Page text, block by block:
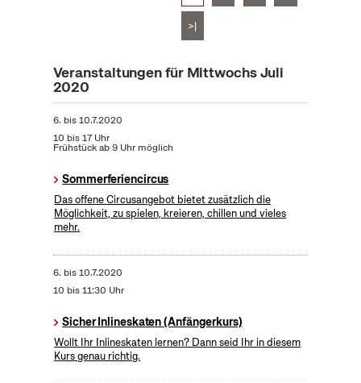
>|
Veranstaltungen für Mittwochs Juli
2020
6. bis10.7.2020
10 bis 17 Uhr
Frühstück ab 9 Uhr möglich
Sommerferiencircus
Das offene Circusangebot bietet zusätzlich die
Möglichkeit, zu spielen, kreieren, chillen und vieles
mehr.
6. bis10.7.2020
10 bis 11:30 Uhr
Sicher Inlineskaten (Anfängerkurs)
Wollt Ihr Inlineskaten lernen? Dann seid Ihr in diesem
Kurs genau richtig.